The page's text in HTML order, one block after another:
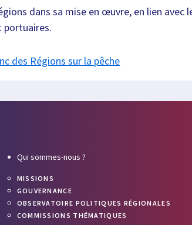
dans sa mise en œuvre, en lien avec
portuaires.
des Régions sur la pêche
Qui sommes-nous ?
MISSIONS
GOUVERNANCE
OBSERVATOIRE POLITIQUES RÉGIONALES
COMMISSIONS THÉMATIQUES